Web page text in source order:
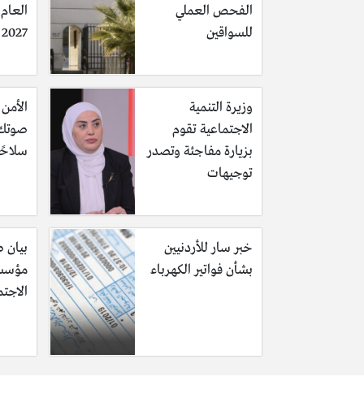
الفحص العملي
للسواقين
2027 وحقيقة تأجيله
وزيرة التنمية
الاجتماعية تقوم
بزيارة مفاجئة وتصدر
توجيهات
خبر سار للأردنيين
بشأن فواتير الكهرباء